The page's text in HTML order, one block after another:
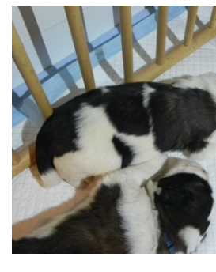
STANDARD
FENY
ŠTĚŇATA
VÝSTAVNÍ ÚSPĚCHY NAŠÍ CHS
FOTOALBUM